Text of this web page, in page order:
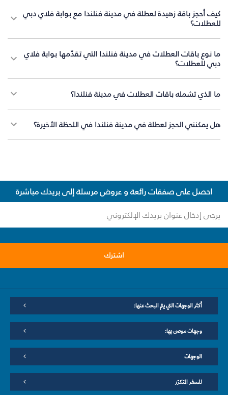
كيف أحجز باقة زهيدة لعطلة في مدينة فنلندا مع بوابة فلاي دبي
للعطلات؟
ما نوع باقات العطلات في مدينة فنلندا التي تقدّمها بوابة فلاي
دبي للعطلات؟
ما الذي تشمله باقات العطلات في مدينة فنلندا؟
هل يمكنني الحجز لعطلة في مدينة فنلندا في اللحظة الأخيرة؟
احصل على صفقات رائعة و عروض مرسلة إلى بريدك مباشرة
اشترك
أكثر الوجهات التي يتم البحث عنها:
وجهات موصى بها:
الوجهات
للسفر المتكرّر